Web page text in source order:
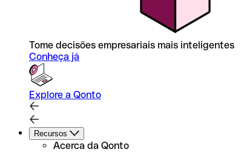
Tome decisões empresariais mais inteligentes
Conheça já
Explore a Qonto
Recursos
Acerca da Qonto